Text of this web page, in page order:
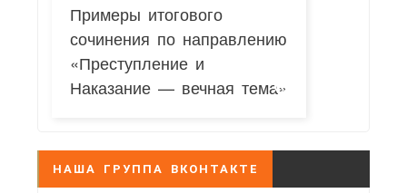
Примеры итогового
сочинения по направлению
«Преступление и
Наказание — вечная тема»
НАША ГРУППА ВКОНТАКТЕ